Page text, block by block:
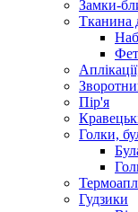
Замки-
Тканина
Пір'я
Голки,
Гудзики